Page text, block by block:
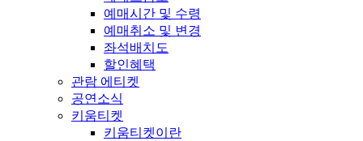
예매시간 및 수령
예매취소 및 변경
좌석배치도
할인혜택
관람 에티켓
공연소식
키움티켓
키움티켓이란